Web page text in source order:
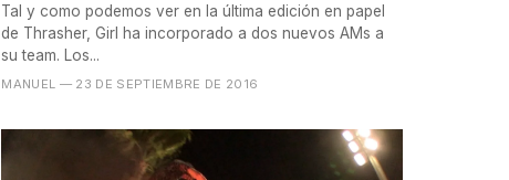
Tal y como podemos ver en la última edición en papel
de Thrasher, Girl ha incorporado a dos nuevos AMs a
su team. Los...
MANUEL — 23 DE SEPTIEMBRE DE 2016